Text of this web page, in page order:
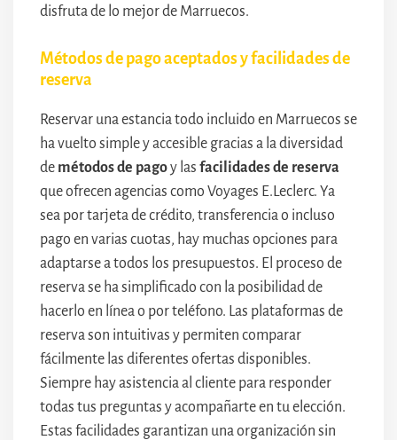
disfruta de lo mejor de Marruecos.
Métodos de pago aceptados y facilidades de
reserva
Reservar una estancia todo incluido en Marruecos se
ha vuelto simple y accesible gracias a la diversidad
de métodos de pagoy las facilidades de reserva
que ofrecen agencias como Voyages E.Leclerc. Ya
sea por tarjeta de crédito, transferencia o incluso
pago en varias cuotas, hay muchas opciones para
adaptarse a todos los presupuestos. El proceso de
reserva se ha simplificado con la posibilidad de
hacerlo en línea o por teléfono. Las plataformas de
reserva son intuitivas y permiten comparar
fácilmente las diferentes ofertas disponibles.
Siempre hay asistencia al cliente para responder
todas tus preguntas y acompañarte en tu elección.
Estas facilidades garantizan una organización sin